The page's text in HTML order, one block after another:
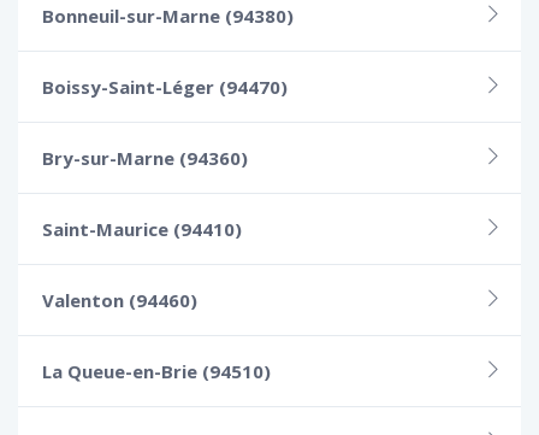
Bonneuil-sur-Marne (94380)
Boissy-Saint-Léger (94470)
Bry-sur-Marne (94360)
Saint-Maurice (94410)
Valenton (94460)
La Queue-en-Brie (94510)